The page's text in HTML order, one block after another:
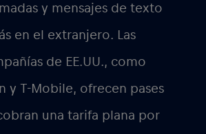
y mensajes de texto
en el extranjero. Las
de EE.UU., como
y T-Mobile, ofrecen pases
una tarifa plana por